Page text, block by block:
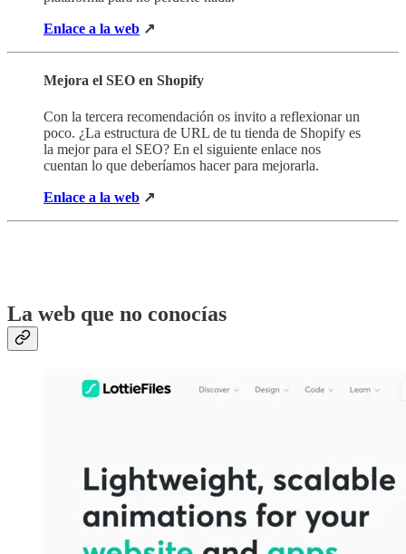
Enlace a la web ↗
Mejora el SEO en Shopify
Con la tercera recomendación os invito a reflexionar un
poco. ¿La estructura de URL de tu tienda de Shopify es
la mejor para el SEO? En el siguiente enlace nos
cuentan lo que deberíamos hacer para mejorarla.
Enlace a la web ↗
La web que no conocías